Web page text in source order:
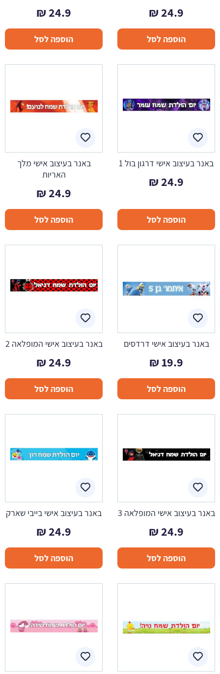
24.9
₪
הוספה לסל
24.9
₪
הוספה לסל
באנר בעיצוב אישי דרגון בול 1
24.9
₪
הוספה לסל
באנר בעיצוב אישי מלך
האריות
24.9
₪
הוספה לסל
באנר בעיצוב אישי דרדסים
19.9
₪
הוספה לסל
באנר בעיצוב אישי המופלאה 2
24.9
₪
הוספה לסל
באנר בעיצוב אישי המופלאה 3
24.9
₪
הוספה לסל
באנר בעיצוב אישי בייבי שארק
24.9
₪
הוספה לסל